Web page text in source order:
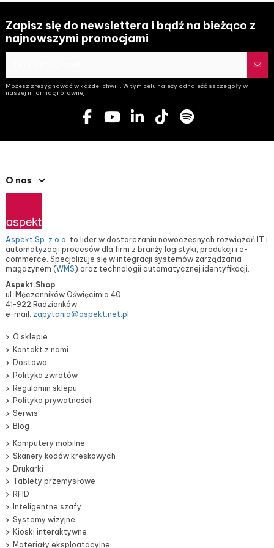
Zapisz się do newslettera i bądź na bieżąco z
najnowszymi promocjami
Możesz zrezygnować w każdej chwili. W tym celu należy odnaleźć szczegóły w
naszej informacji prawnej.
O nas
Aspekt Sp. z o.o. to lider w dostarczaniu nowoczesnych rozwiązań IT i
automatyzacji procesów dla firm z branży logistyki, produkcji i e-
commerce. Specjalizuje się w integracji systemów zarządzania
magazynem (WMS) oraz technologii automatycznej identyfikacji.
Aspekt.Shop
ul. Męczenników Oświęcimia 40
41-922 Radzionków
e-mail: zapytania@aspekt.net.pl
O sklepie
Kontakt z nami
Dostawa
Polityka zwrotów
Regulamin sklepu
Polityka prywatności
Serwis
Blog
Komputery mobilne
Skanery kodów kreskowych
Drukarki
Tablety przemysłowe
RFID
Inteligentne szafy
Systemy wizyjne
Kioski interaktywne
Materiały eksploatacyjne